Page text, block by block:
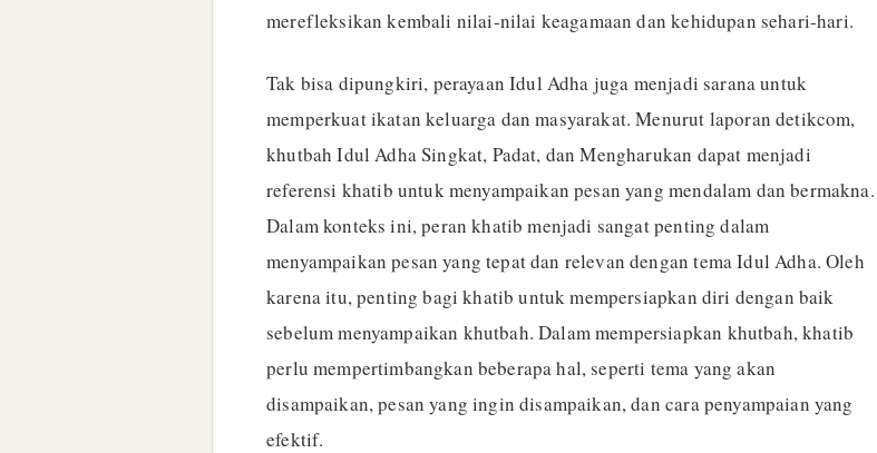
merefleksikan kembali nilai-nilai keagamaan dan kehidupan sehari-hari.
Tak bisa dipungkiri, perayaan Idul Adha juga menjadi sarana untuk
memperkuat ikatan keluarga dan masyarakat. Menurut laporan detikcom,
khutbah Idul Adha Singkat, Padat, dan Mengharukan dapat menjadi
referensi khatib untuk menyampaikan pesan yang mendalam dan bermakna.
Dalam konteks ini, peran khatib menjadi sangat penting dalam
menyampaikan pesan yang tepat dan relevan dengan tema Idul Adha. Oleh
karena itu, penting bagi khatib untuk mempersiapkan diri dengan baik
sebelum menyampaikan khutbah. Dalam mempersiapkan khutbah, khatib
perlu mempertimbangkan beberapa hal, seperti tema yang akan
disampaikan, pesan yang ingin disampaikan, dan cara penyampaian yang
efektif.